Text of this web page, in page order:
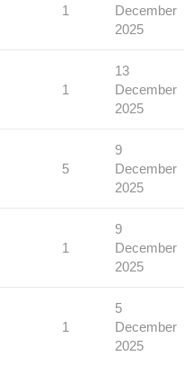
1
December
2025
1
13
December
2025
5
9
December
2025
1
9
December
2025
1
5
December
2025